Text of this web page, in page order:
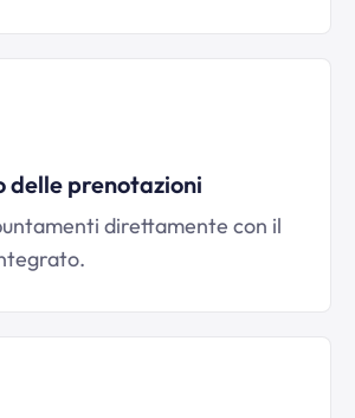
delle prenotazioni
direttamente con il